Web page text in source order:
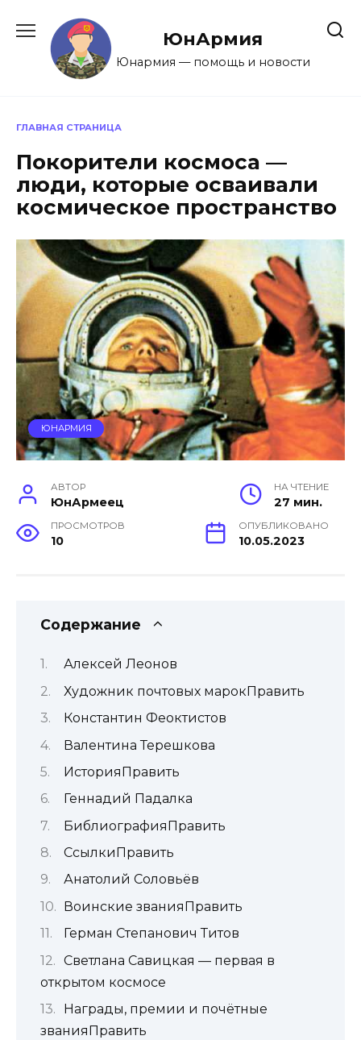
содержанию
ЮнАрмия
Юнармия — помощь и новости
ГЛАВНАЯ СТРАНИЦА
Покорители космоса —
люди, которые осваивали
космическое пространство
ЮНАРМИЯ
АВТОР
ЮнАрмеец
НА ЧТЕНИЕ
27 мин.
ПРОСМОТРОВ
10
ОПУБЛИКОВАНО
10.05.2023
Содержание
Алексей Леонов
Художник почтовых марокПравить
Константин Феоктистов
Валентина Терешкова
ИсторияПравить
Геннадий Падалка
БиблиографияПравить
СсылкиПравить
Анатолий Соловьёв
Воинские званияПравить
Герман Степанович Титов
Светлана Савицкая — первая в
открытом космосе
Награды, премии и почётные
званияПравить